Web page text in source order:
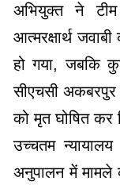
अभियुक्त ने
आत्मरक्षार्थ
हो गया, जबकि
सीएचसी अकबरपुर
को मृत घोषित कर
उच्चतम
अनुपालन में मामले